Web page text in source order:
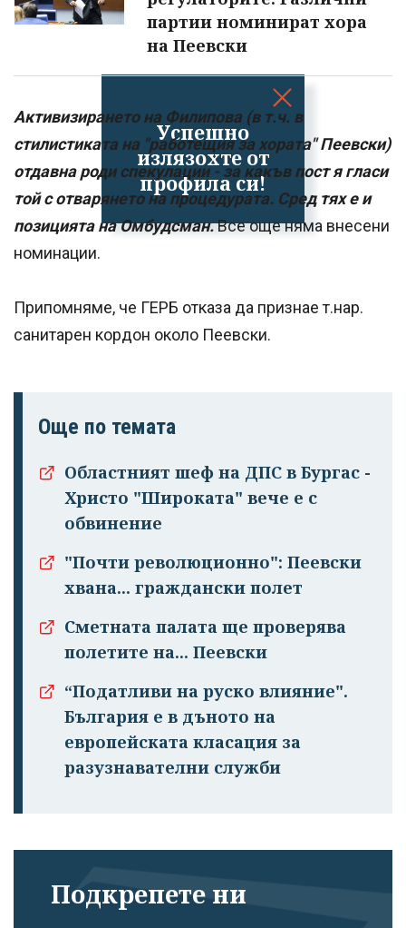
Успешно
излязохте от
профила си!
партии номинират хора
на Пеевски
Активизирането на Филипова (в т.ч. в
стилистиката на "работещия за хората" Пеевски)
отдавна роди спекулации - за какъв пост я гласи
той с отварянето на процедурата. Сред тях е и
позицията на Омбудсман.Все още няма внесени
номинации.
Припомняме, че ГЕРБ отказа да признае т.нар.
санитарен кордон около Пеевски.
Още по темата
Областният шеф на ДПС в Бургас -
Христо "Широката" вече е с
обвинение
"Почти революционно": Пеевски
хвана... граждански полет
Сметната палата ще проверява
полетите на... Пеевски
“Податливи на руско влияние".
България е в дъното на
европейската класация за
разузнавателни служби
Подкрепете ни